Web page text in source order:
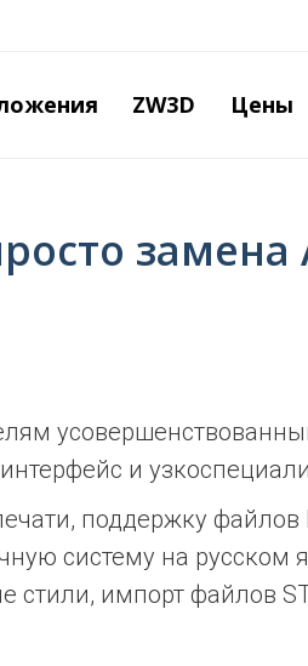
содержанию
ZW3D Цены
замена
ус
и
поддержку
систему на русском
стили, импорт файлов